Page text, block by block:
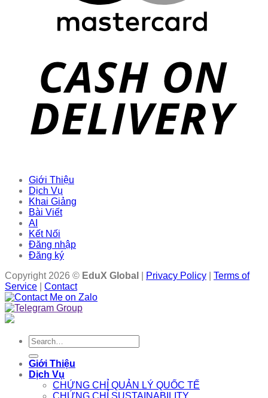
Giới Thiệu
Dịch Vụ
Khai Giảng
Bài Viết
AI
Kết Nối
Đăng nhập
Đăng ký
Copyright 2026 © EduX Global Privacy Policy
Terms of
Service
Contact
Search
for:
Giới Thiệu
Dịch Vụ
CHỨNG CHỈ QUẢN LÝ QUỐC TẾ
CHỨNG CHỈ SUSTAINABILITY